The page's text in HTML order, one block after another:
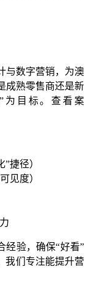
与数字营销，为澳
成熟零售商还是新
为目标。查看案
捷径）
见度）
经验，确保“好看”
我们专注能提升营